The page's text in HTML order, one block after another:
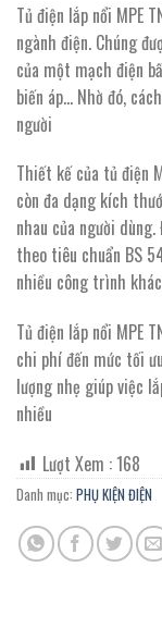
Tủ điện lắp nổi MPE
ngành điện. Chúng
của một mạch điện
biến áp… Nhờ đó,
người
Thiết kế của tủ điện
còn đa dạng kích
nhau của người
theo tiêu chuẩn BS
nhiều công trình
Tủ điện lắp nổi MPE
chi phí đến mức tối
lượng nhẹ giúp việc
nhiều
Lượt Xem :168
Danh mục: PHỤ KIỆN ĐIỆN